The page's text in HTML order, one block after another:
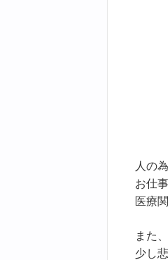
人の
お仕
医療
また
少し